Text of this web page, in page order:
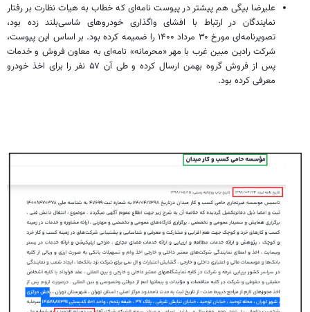
علیرضا بیگی هم پیشتر در پیوست نامه‌ای که خطاب به هیات نظارت بر رفتار
نمایندگان در ارتباط با افشای واگذاری خودروهای شاسی‌بلند زده بود،
تصویرنامه‌ای مورخ ۳۰ مرداد ۱۴۰۰ را ضمیمه کرده بود. بر اساس این پیوست،
شرکت رادین مبین غرب با مهر «محرمانه» نامه‌ای به معاون فروش و خدمات
پس از فروش گروه بهمن ارسال کرده و طی آن ۵۷ نفر را برای اخذ خودرو
معرفی کرده بود.